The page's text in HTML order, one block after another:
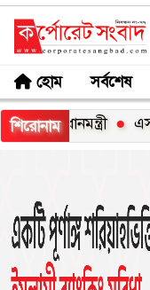
হোম সর্বশেষ
শিরোনাম এসএসসি ও